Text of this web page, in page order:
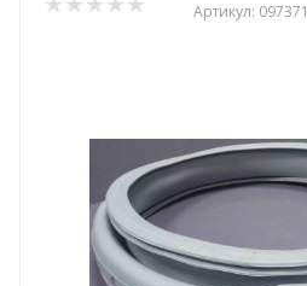
Артикул: 097371